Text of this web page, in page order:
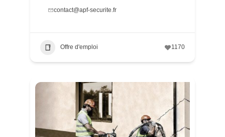
contact@apf-securite.fr
Offre d'emploi 1170